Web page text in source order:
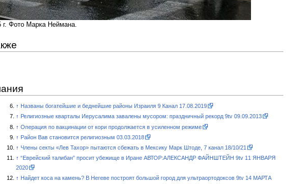
Фото Марка Неймана.
↑ Названы богатейшие и беднейшие районы Израиля 9 Канал 17.08.2019
↑ Религиозные кварталы Иерусалима завалены мусором: праздничный рекорд 9tv 09.09.2013
↑ Операция по вакцинации от кори продолжается в усиленном режиме
↑ Район Вав становится религиозным 03.03.2018
↑ Члены секты «Лев Тахор» пытаются сбежать в Мексику Марк Штоде, 7 канал 18/10/21
↑ “Еврейский талибан” просит убежище в Иране АВТОР:АЛЕКСАНДР ФАЙНШТЕЙН 9tv 11 ЯНВАРЯ
2020
↑ Найдет коса на камень? В Негеве построят большой город для ультраортодоксов 9tv 14 МАРТА